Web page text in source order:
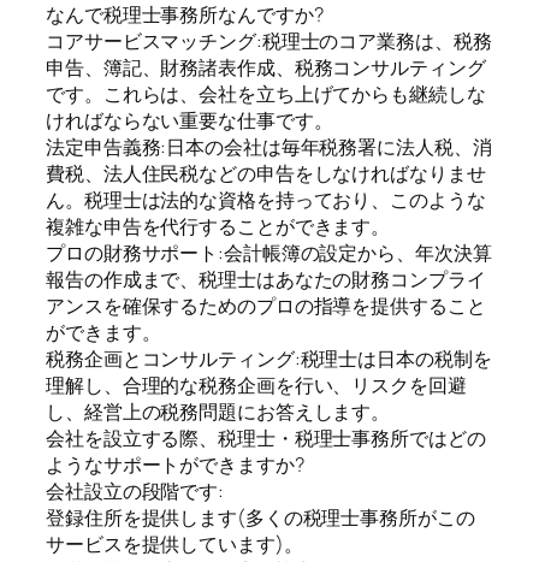
なんで税理士事務所なんですか?
コアサービスマッチング:税理士のコア業務は、税務
申告、簿記、財務諸表作成、税務コンサルティング
です。これらは、会社を立ち上げてからも継続しな
ければならない重要な仕事です。
法定申告義務:日本の会社は毎年税務署に法人税、消
費税、法人住民税などの申告をしなければなりませ
ん。税理士は法的な資格を持っており、このような
複雑な申告を代行することができます。
プロの財務サポート:会計帳簿の設定から、年次決算
報告の作成まで、税理士はあなたの財務コンプライ
アンスを確保するためのプロの指導を提供すること
ができます。
税務企画とコンサルティング:税理士は日本の税制を
理解し、合理的な税務企画を行い、リスクを回避
し、経営上の税務問題にお答えします。
会社を設立する際、税理士・税理士事務所ではどの
ようなサポートができますか?
会社設立の段階です:
登録住所を提供します(多くの税理士事務所がこの
サービスを提供しています)。